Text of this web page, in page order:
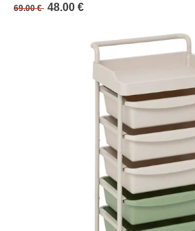
69.00 € 48.00 €